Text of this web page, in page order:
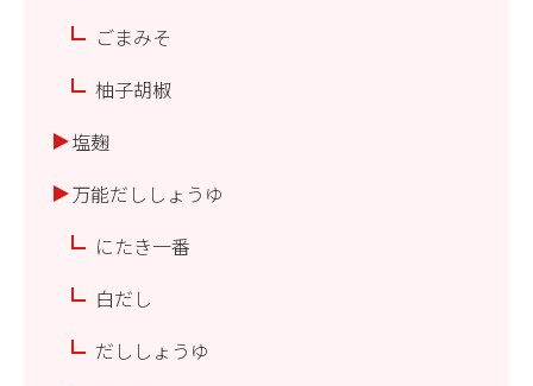
ごまみそ
柚子胡椒
塩麹
万能だししょうゆ
にたき一番
白だし
だししょうゆ